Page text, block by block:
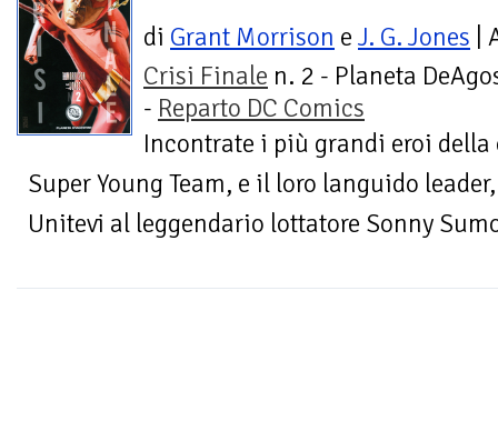
di Grant Morrison e J. G. Jones |
Crisi Finale n. 2 - Planeta
- Reparto DC Comics
Incontrate i più grandi eroi
Super Young Team, e il loro languido
Unitevi al leggendario lottatore Sonny